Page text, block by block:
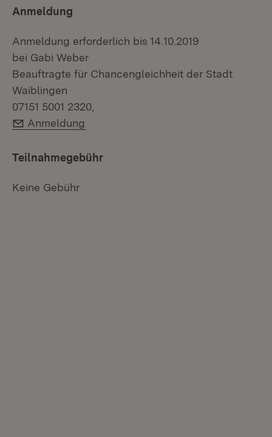
Anmeldung
Anmeldung erforderlich bis 14.10.2019
bei Gabi Weber
Beauftragte für Chancengleichheit der Stadt
Waiblingen
07151 5001 2320,
E-Mail:
Anmeldung
Teilnahmegebühr
Keine Gebühr